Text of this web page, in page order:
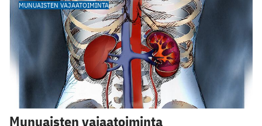
MUNUAISTEN VAJAATOIMINTA
Munuaisten vajaatoiminta